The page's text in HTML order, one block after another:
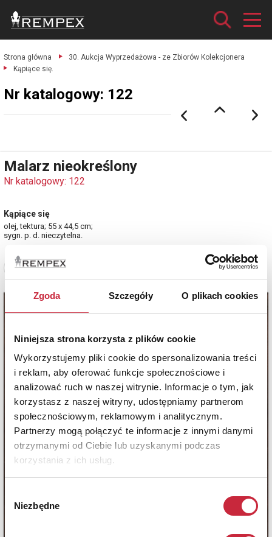
Zgoda Szczegóły O plikach cookies
Niniejsza strona korzysta z plików cookie
Wykorzystujemy pliki cookie do spersonalizowania treści
i reklam, aby oferować funkcje społecznościowe i
analizować ruch w naszej witrynie. Informacje o tym, jak
korzystasz z naszej witryny, udostępniamy partnerom
społecznościowym, reklamowym i analitycznym.
Partnerzy mogą połączyć te informacje z innymi danymi
otrzymanymi od Ciebie lub uzyskanymi podczas
korzystania z ich usług.
zgody
Niezbędne
Strona główna
30. Aukcja Wyprzedażowa - ze Zbiorów Kolekcjonera
Kąpiące się.
Nr katalogowy: 122
Malarz nieokreślony
Nr katalogowy: 122
Kąpiące się
olej, tektura; 55 x 44,5 cm;
sygn. p. d. nieczytelna.
Zobacz pełne informacje